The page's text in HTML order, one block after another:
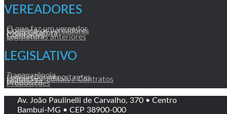
VEREADORES
O que faz um vereador
Conheça os vereadores
Mesa Diretora
Comissões
Legislaturas anteriores
LEGISLATIVO
Transparência
Legislações Importantes
Licitação / Editais / Contratos
Legislação
Proposições
Av. João Paulinelli de Carvalho, 370 • Centro
Bambuí-MG • CEP 38900-000